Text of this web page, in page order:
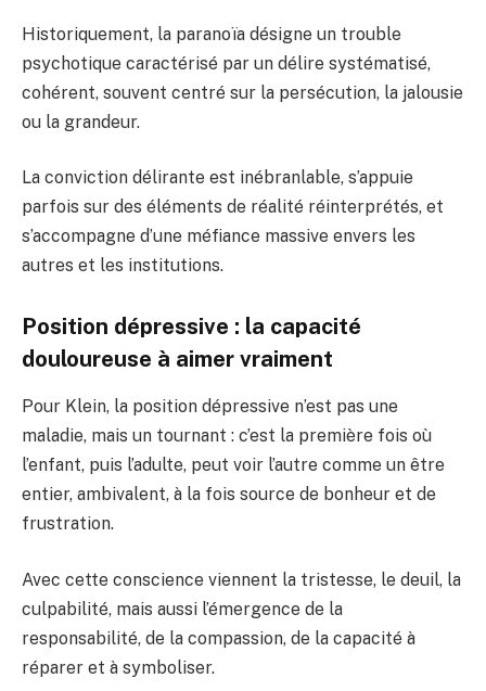
Historiquement, la paranoïa désigne un trouble
psychotique caractérisé par un délire systématisé,
cohérent, souvent centré sur la persécution, la jalousie
ou la grandeur.
La conviction délirante est inébranlable, s’appuie
parfois sur des éléments de réalité réinterprétés, et
s’accompagne d’une méfiance massive envers les
autres et les institutions.
Position dépressive : la capacité
douloureuse à aimer vraiment
Pour Klein, la position dépressive n’est pas une
maladie, mais un tournant : c’est la première fois où
l’enfant, puis l’adulte, peut voir l’autre comme un être
entier, ambivalent, à la fois source de bonheur et de
frustration.
Avec cette conscience viennent la tristesse, le deuil, la
culpabilité, mais aussi l’émergence de la
responsabilité, de la compassion, de la capacité à
réparer et à symboliser.